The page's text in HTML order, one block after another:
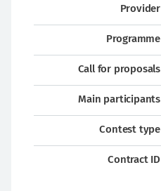
Provider
Programme
Call for proposals
Main participants
Contest type
Contract ID